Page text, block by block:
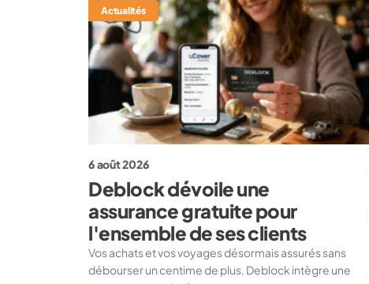
Actualités
6 août 2026
Deblock dévoile une
assurance gratuite pour
l'ensemble de ses clients
Vos achats et vos voyages désormais assurés sans
débourser un centime de plus, Deblock intègre une